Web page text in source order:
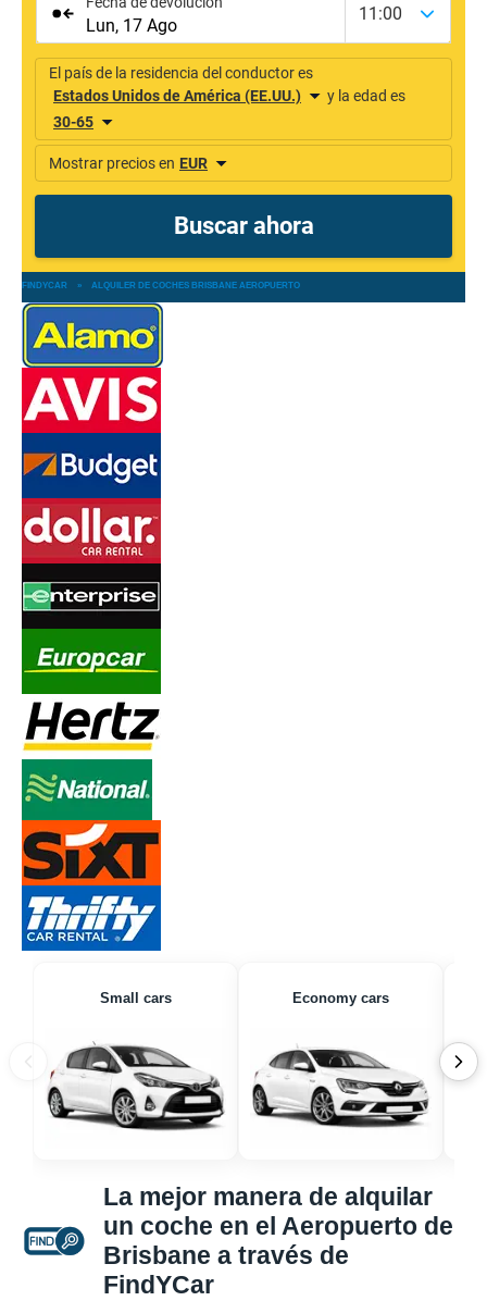
FINDYCAR » ALQUILER DE COCHES BRISBANE AEROPUERTO
Small cars Economy cars
La mejor manera de alquilar
un coche en el Aeropuerto de
Brisbane a través de
FindYCar